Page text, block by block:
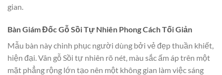
gian.
Bàn Giám Đốc Gỗ Sồi Tự Nhiên Phong Cách Tối Giản
Mẫu bàn này chinh phục người dùng bởi vẻ đẹp thuần khiết,
hiện đại. Vân gỗ Sồi tự nhiên rõ nét, màu sắc ấm áp trên một
mặt phẳng rộng lớn tạo nên một không gian làm việc sáng